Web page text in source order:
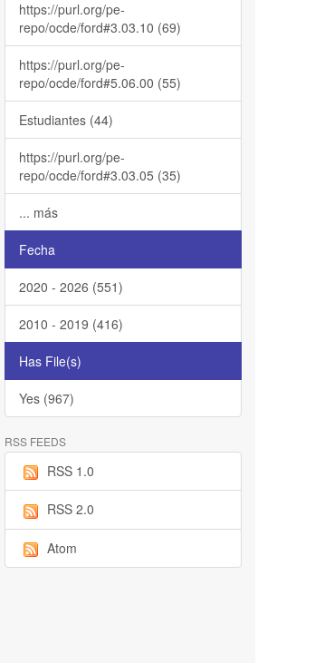
https://purl.org/pe-
repo/ocde/ford#3.03.10 (69)
https://purl.org/pe-
repo/ocde/ford#5.06.00 (55)
Estudiantes (44)
https://purl.org/pe-
repo/ocde/ford#3.03.05 (35)
... más
Fecha
2020 - 2026 (551)
2010 - 2019 (416)
Has File(s)
Yes (967)
RSS FEEDS
RSS 1.0
RSS 2.0
Atom